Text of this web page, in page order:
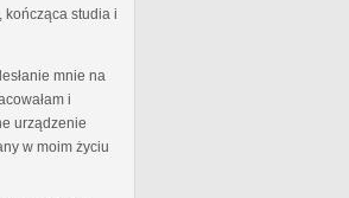
kończąca studia i
mnie na
i
urządzenie
w moim życiu